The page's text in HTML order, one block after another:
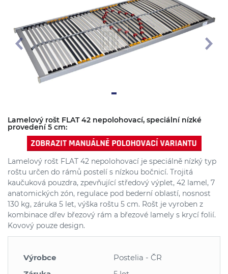
Lamelový rošt FLAT 42 nepolohovací, speciální nízké
provedení 5 cm:
Lamelový rošt FLAT 42 nepolohovací je speciálně nízký typ
roštu určen do rámů postelí s nízkou bočnicí. Trojitá
kaučuková pouzdra, zpevňující středový výplet, 42 lamel, 7
anatomických zón, regulace pod bederní oblastí, nosnost
130 kg, záruka 5 let, výška roštu 5 cm. Rošt je vyroben z
kombinace dřev březový rám a březové lamely s krycí folií.
Kovový pouze design.
Výrobce
Postelia - ČR